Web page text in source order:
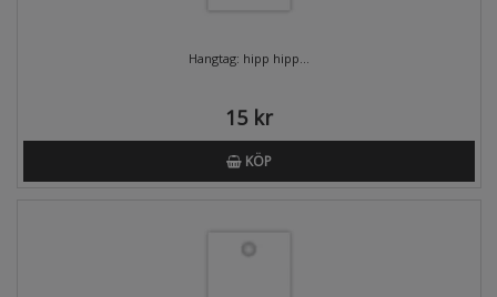
Hangtag: hipp hipp...
15 kr
KÖP